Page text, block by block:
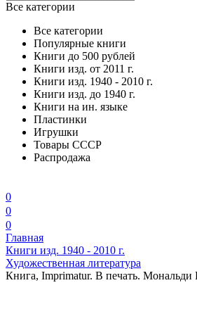
Все категории
Все категории
Популярные книги
Книги до 500 рублей
Книги изд. от 2011 г.
Книги изд. 1940 - 2010 г.
Книги изд. до 1940 г.
Книги на ин. языке
Пластинки
Игрушки
Товары СССР
Распродажа
0
0
0
Главная
Книги изд. 1940 - 2010 г.
Художественная литература
Книга, Imprimatur. В печать.